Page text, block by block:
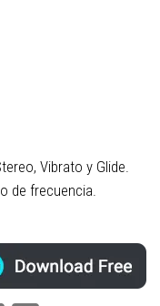
Vibrato y Glide.
de frecuencia.